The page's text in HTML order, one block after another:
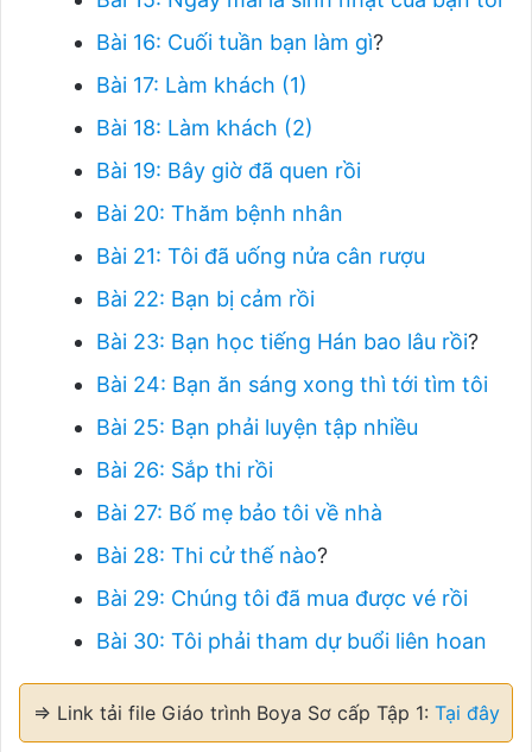
Bài 16: Cuối tuần bạn làm gì?
Bài 17: Làm khách (1)
Bài 18: Làm khách (2)
Bài 19: Bây giờ đã quen rồi
Bài 20: Thăm bệnh nhân
Bài 21: Tôi đã uống nửa cân rượu
Bài 22: Bạn bị cảm rồi
Bài 23: Bạn học tiếng Hán bao lâu rồi?
Bài 24: Bạn ăn sáng xong thì tới tìm tôi
Bài 25: Bạn phải luyện tập nhiều
Bài 26: Sắp thi rồi
Bài 27: Bố mẹ bảo tôi về nhà
Bài 28: Thi cử thế nào?
Bài 29: Chúng tôi đã mua được vé rồi
Bài 30: Tôi phải tham dự buổi liên hoan
⇒ Link tải file Giáo trình Boya Sơ cấp Tập 1: Tại đây